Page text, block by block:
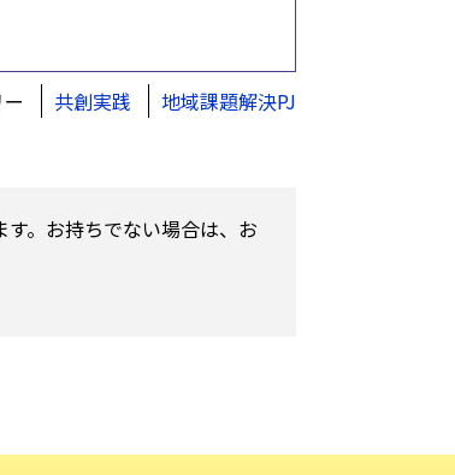
共創実践 地域課題解決PJ
。お持ちでない場合は、お